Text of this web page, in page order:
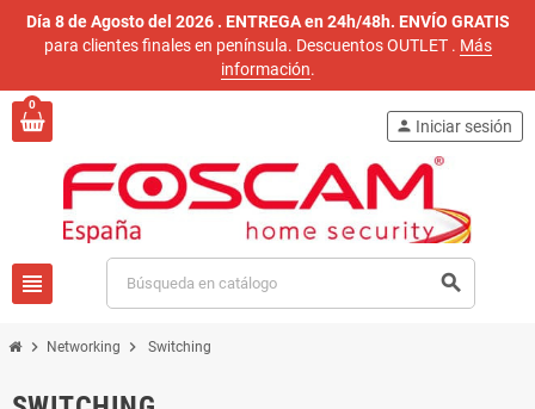
Día 8 de Agosto del 2026 . ENTREGA en 24h/48h. ENVÍO GRATIS
para clientes finales en península. Descuentos OUTLET . Más
información.
0
view_headline search
person Iniciar sesión
chevron_right Networking chevron_right Switching